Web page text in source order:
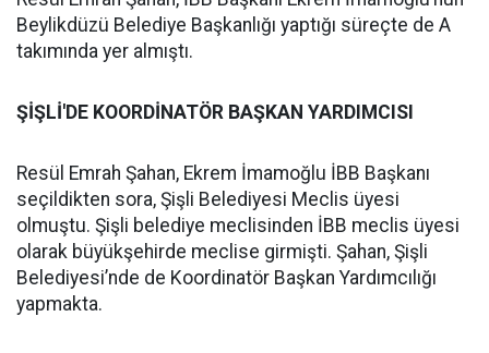
Beylikdüzü Belediye Başkanlığı yaptığı süreçte de A
takımında yer almıştı.
ŞİŞLİ'DE KOORDİNATÖR BAŞKAN YARDIMCISI
Resül Emrah Şahan, Ekrem İmamoğlu İBB Başkanı
seçildikten sora, Şişli Belediyesi Meclis üyesi
olmuştu. Şişli belediye meclisinden İBB meclis üyesi
olarak büyükşehirde meclise girmişti. Şahan, Şişli
Belediyesi’nde de Koordinatör Başkan Yardımcılığı
yapmakta.